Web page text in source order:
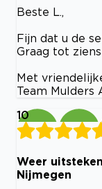
Beste L.,
Fijn dat u de
Graag tot
Met
Team Mulders
10
Weer
Nijmegen